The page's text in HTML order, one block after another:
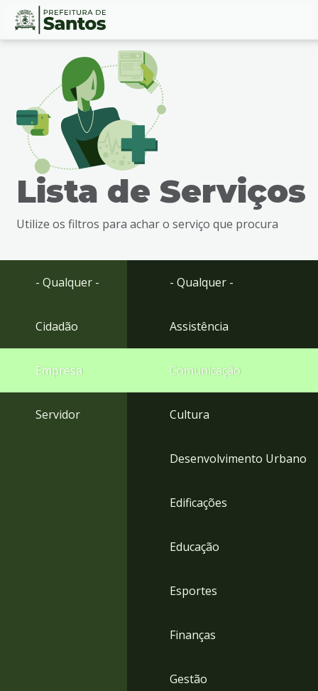
Ir
busca
Ir
Conteúdo
Lista de Serviços
Utilize os filtros para achar o serviço que procura
- Qualquer -
Cidadão
Empresa
Servidor
- Qualquer -
Assistência
Comunicação
Cultura
Desenvolvimento Urbano
Edificações
Educação
Esportes
Finanças
Gestão